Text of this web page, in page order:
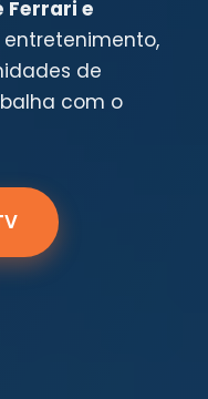
Ferrari e
entretenimento,
de
com o